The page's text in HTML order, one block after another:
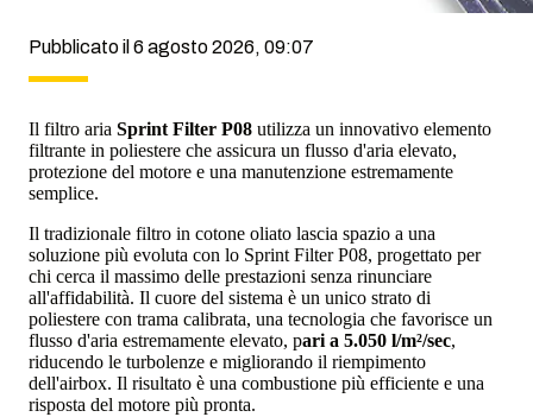
Pubblicato il 6 agosto 2026, 09:07
Il filtro aria Sprint Filter P08 utilizza un innovativo elemento
filtrante in poliestere che assicura un flusso d'aria elevato,
protezione del motore e una manutenzione estremamente
semplice.
Il tradizionale filtro in cotone oliato lascia spazio a una
soluzione più evoluta con lo Sprint Filter P08, progettato per
chi cerca il massimo delle prestazioni senza rinunciare
all'affidabilità. Il cuore del sistema è un unico strato di
poliestere con trama calibrata, una tecnologia che favorisce un
flusso d'aria estremamente elevato, pari a 5.050 l/m²/sec,
riducendo le turbolenze e migliorando il riempimento
dell'airbox. Il risultato è una combustione più efficiente e una
risposta del motore più pronta.